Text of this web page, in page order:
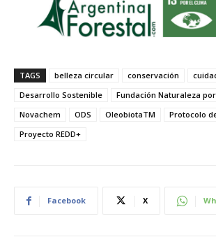
TAGS belleza circular conservación
Desarrollo Sostenible
Fundación Naturaleza
Novachem
ODS OleobiotaTM
Protocolo
Proyecto REDD+
Facebook X